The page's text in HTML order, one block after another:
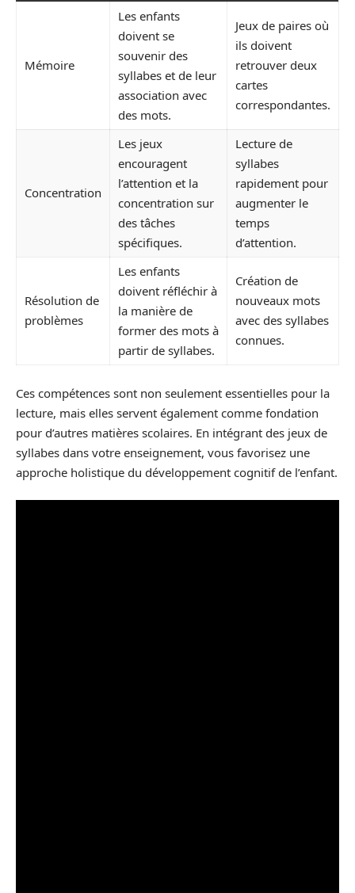
Mémoire
Les enfants
doivent se
souvenir des
syllabes et de leur
association avec
des mots.
Jeux de paires où
ils doivent
retrouver deux
cartes
correspondantes.
Concentration
Les jeux
encouragent
l’attention et la
concentration sur
des tâches
spécifiques.
Lecture de
syllabes
rapidement pour
augmenter le
temps
d’attention.
Résolution de
problèmes
Les enfants
doivent réfléchir à
la manière de
former des mots à
partir de syllabes.
Création de
nouveaux mots
avec des syllabes
connues.
Ces compétences sont non seulement essentielles pour la
lecture, mais elles servent également comme fondation
pour d’autres matières scolaires. En intégrant des jeux de
syllabes dans votre enseignement, vous favorisez une
approche holistique du développement cognitif de l’enfant.